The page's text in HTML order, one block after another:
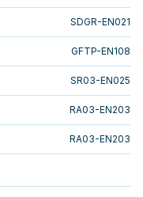
SDGR-EN021
GFTP-EN108
SR03-EN025
RA03-EN203
RA03-EN203